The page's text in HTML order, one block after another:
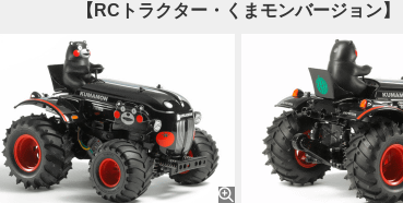
【RCトラクター・くまモンバージョン】